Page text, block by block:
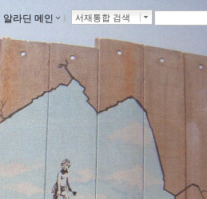
알라딘 메인 ｌ 서재통합 검색